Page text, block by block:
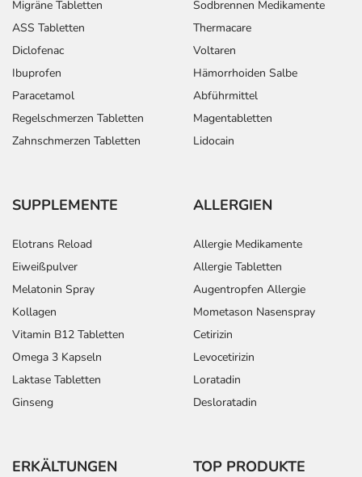
Migräne Tabletten
ASS Tabletten
Diclofenac
Ibuprofen
Paracetamol
Regelschmerzen Tabletten
Zahnschmerzen Tabletten
Sodbrennen Medikamente
Thermacare
Voltaren
Hämorrhoiden Salbe
Abführmittel
Magentabletten
Lidocain
SUPPLEMENTE
Elotrans Reload
Eiweißpulver
Melatonin Spray
Kollagen
Vitamin B12 Tabletten
Omega 3 Kapseln
Laktase Tabletten
Ginseng
ALLERGIEN
Allergie Medikamente
Allergie Tabletten
Augentropfen Allergie
Mometason Nasenspray
Cetirizin
Levocetirizin
Loratadin
Desloratadin
ERKÄLTUNGEN TOP PRODUKTE